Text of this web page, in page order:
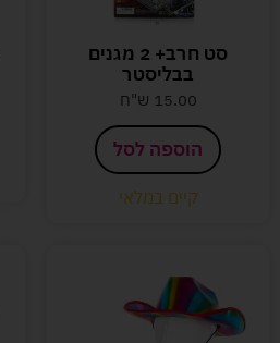
סט חרב+ 2 מגנים
בבליסטר
15.00 ש"ח
הוספה לסל
קיים במלאי